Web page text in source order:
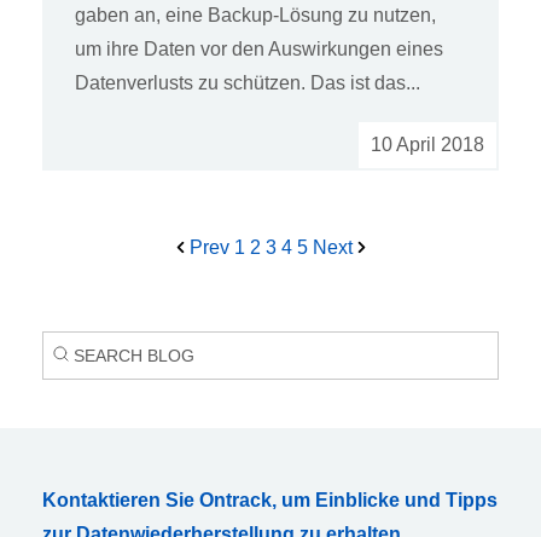
gaben an, eine Backup-Lösung zu nutzen,
um ihre Daten vor den Auswirkungen eines
Datenverlusts zu schützen. Das ist das...
10 April 2018
Prev 1 2 3 4 5 Next
Kontaktieren Sie Ontrack, um Einblicke und Tipps